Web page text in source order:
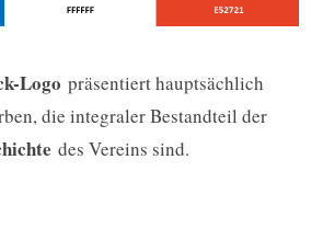
Logo präsentiert hauptsächlich
die integraler Bestandteil der
des Vereins sind.